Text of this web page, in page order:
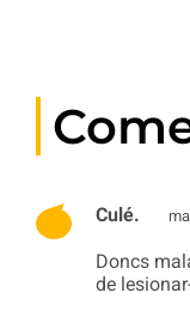
Culé.
Doncs
de